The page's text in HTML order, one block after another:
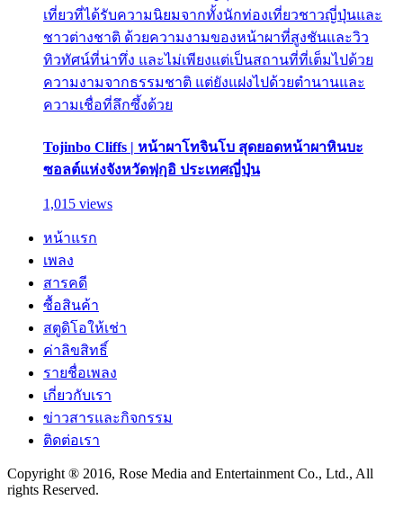
เที่ยวที่ได้รับความนิยมจากทั้งนักท่องเที่ยวชาวญี่ปุ่นและ
ชาวต่างชาติ ด้วยความงามของหน้าผาที่สูงชันและวิว
ทิวทัศน์ที่น่าทึ่ง และไม่เพียงแต่เป็นสถานที่ที่เต็มไปด้วย
ความงามจากธรรมชาติ แต่ยังแฝงไปด้วยตำนานและ
ความเชื่อที่ลึกซึ้งด้วย
Tojinbo Cliffs | หน้าผาโทจินโบ สุดยอดหน้าผาหินบะ
ซอลต์แห่งจังหวัดฟุกุอิ ประเทศญี่ปุ่น
1,015 views
หน้าแรก
เพลง
สารคดี
ซื้อสินค้า
สตูดิโอให้เช่า
ค่าลิขสิทธิ์
รายชื่อเพลง
เกี่ยวกับเรา
ข่าวสารและกิจกรรม
ติดต่อเรา
Copyright ® 2016, Rose Media and Entertainment Co., Ltd., All
rights Reserved.